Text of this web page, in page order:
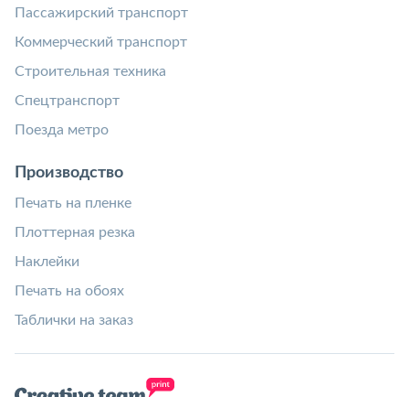
Пассажирский транспорт
Коммерческий транспорт
Строительная техника
Спецтранспорт
Поезда метро
Производство
Печать на пленке
Плоттерная резка
Наклейки
Печать на обоях
Таблички на заказ